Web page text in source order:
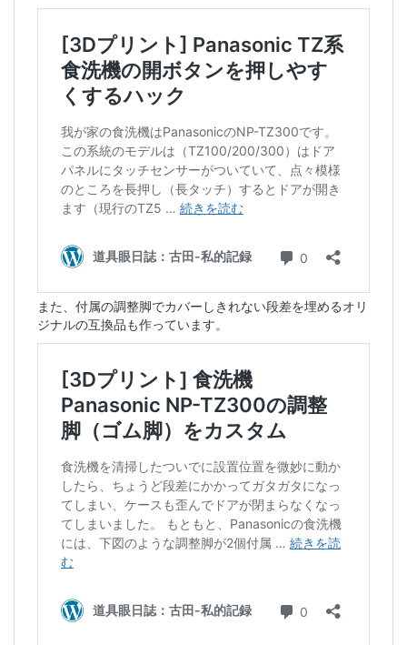
また、付属の調整脚でカバーしきれない段差を埋めるオリ
ジナルの互換品も作っています。